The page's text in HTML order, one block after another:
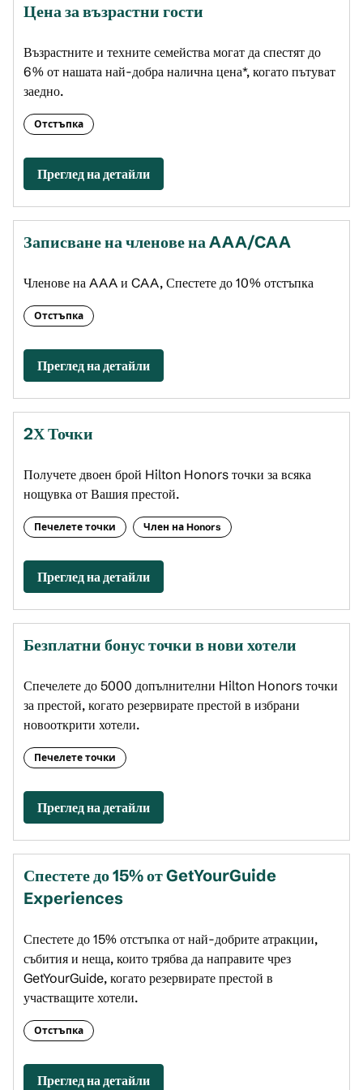
Цена за възрастни гости
Възрастните и техните семейства могат да спестят до
6% от нашата най-добра налична цена*, когато пътуват
заедно.
Отстъпка
Преглед на детайли
Записване на членове на AAA/CAA
Членове на AAA и CAA, Спестете до 10% отстъпка
Отстъпка
Преглед на детайли
2Х Точки
Получете двоен брой Hilton Honors точки за всяка
нощувка от Вашия престой.
Печелете точки Член на Honors
Преглед на детайли
Безплатни бонус точки в нови хотели
Спечелете до 5 000 допълнителни Hilton Honors точки
за престой, когато резервирате престой в избрани
новооткрити хотели.
Печелете точки
Преглед на детайли
Спестете до 15% от GetYourGuide
Experiences
Спестете до 15% отстъпка от най-добрите атракции,
събития и неща, които трябва да направите чрез
GetYourGuide, когато резервирате престой в
участващите хотели.
Отстъпка
Преглед на детайли